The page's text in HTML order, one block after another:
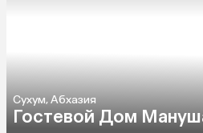
Сухум, Абхазия
Гостевой Дом